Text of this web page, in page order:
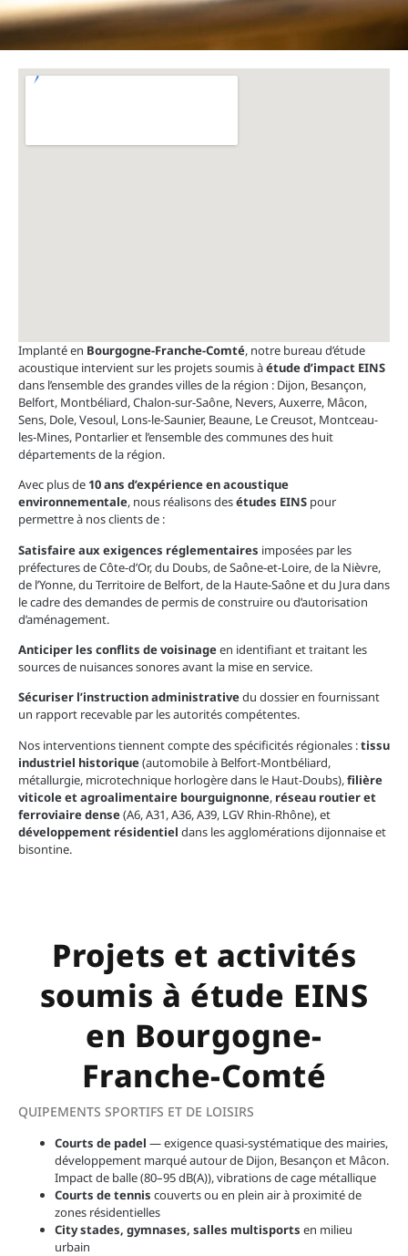
Implanté en Bourgogne-Franche-Comté, notre bureau d’étude
acoustique intervient sur les projets soumis àétude d’impact EINS
dans l’ensemble des grandes villes de la région : Dijon, Besançon,
Belfort, Montbéliard, Chalon-sur-Saône, Nevers, Auxerre, Mâcon,
Sens, Dole, Vesoul, Lons-le-Saunier, Beaune, Le Creusot, Montceau-
les-Mines, Pontarlier et l’ensemble des communes des huit
départements de la région.
Avec plus de 10 ans d’expérience en acoustique
environnementale, nous réalisons desétudes EINS pour
permettre à nos clients de :
Satisfaire aux exigences réglementaires imposées par les
préfectures de Côte-d’Or, du Doubs, de Saône-et-Loire, de la Nièvre,
de l’Yonne, du Territoire de Belfort, de la Haute-Saône et du Jura dans
le cadre des demandes de permis de construire ou d’autorisation
d’aménagement.
Anticiper les conflits de voisinageen identifiant et traitant les
sources de nuisances sonores avant la mise en service.
Sécuriser l’instruction administrativedu dossier en fournissant
un rapport recevable par les autorités compétentes.
Nos interventions tiennent compte des spécificités régionales :tissu
industriel historique(automobile à Belfort-Montbéliard,
métallurgie, microtechnique horlogère dans le Haut-Doubs),filière
viticole et agroalimentaire bourguignonne, réseau routier et
ferroviaire dense(A6, A31, A36, A39, LGV Rhin-Rhône), et
développement résidentiel dans les agglomérations dijonnaise et
bisontine.
Projets et activités
soumis à étude EINS
en Bourgogne-
Franche-Comté
QUIPEMENTS SPORTIFS ET DE LOISIRS
Courts de padel — exigence quasi-systématique des mairies,
développement marqué autour de Dijon, Besançon et Mâcon.
Impact de balle (80–95 dB(A)), vibrations de cage métallique
Courts de tennis couverts ou en plein air à proximité de
zones résidentielles
City stades, gymnases, salles multisports en milieu
urbain